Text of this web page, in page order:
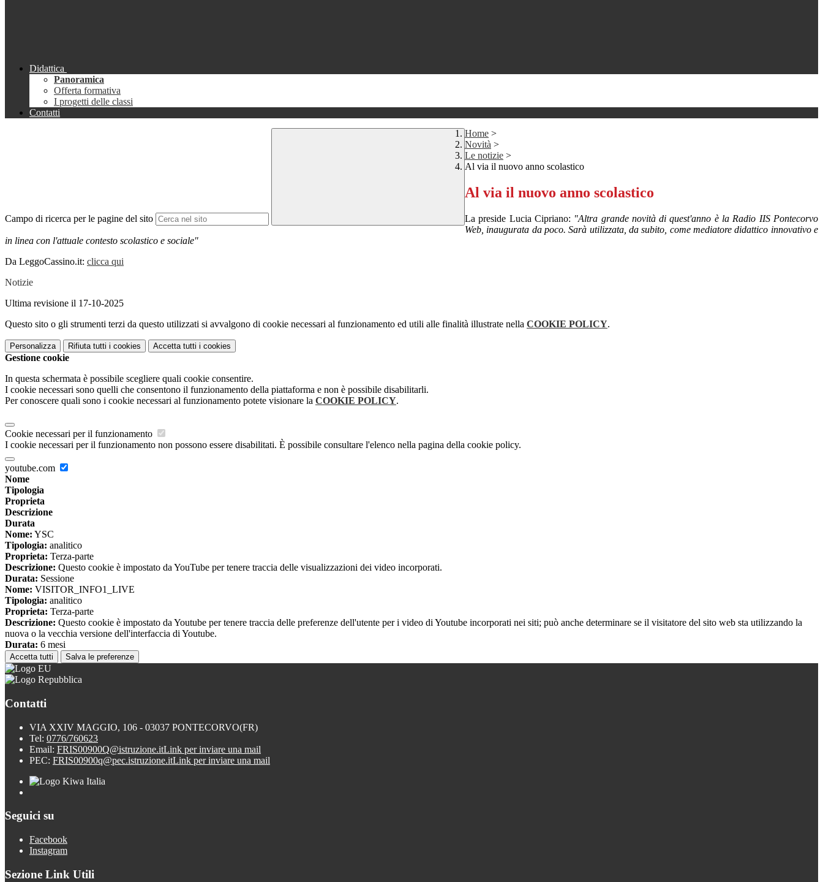
Didattica
Panoramica
Offerta formativa
I progetti delle classi
Contatti
Campo di ricerca per le pagine del sito
Home >
Novità >
Le notizie >
Al via il nuovo anno scolastico
Al via il nuovo anno scolastico
La preside Lucia Cipriano: "Altra grande novità di quest'anno è la Radio IIS Pontecorvo
Web, inaugurata da poco. Sarà utilizzata, da subito, come mediatore didattico innovativo e
in linea con l'attuale contesto scolastico e sociale"
Da LeggoCassino.it: clicca qui
Notizie
Ultima revisione il 17-10-2025
Questo sito o gli strumenti terzi da questo utilizzati si avvalgono di cookie necessari al funzionamento ed utili alle finalità illustrate nella COOKIE POLICY.
Personalizza Rifiuta tutti i cookies Accetta tutti i cookies
Gestione cookie
In questa schermata è possibile scegliere quali cookie consentire.
I cookie necessari sono quelli che consentono il funzionamento della piattaforma e non è possibile disabilitarli.
Per conoscere quali sono i cookie necessari al funzionamento potete visionare la COOKIE POLICY.
Cookie necessari per il funzionamento
I cookie necessari per il funzionamento non possono essere disabilitati. È possibile consultare l'elenco nella pagina della cookie policy.
youtube.com
Nome
Tipologia
Proprieta
Descrizione
Durata
Nome: YSC
Tipologia: analitico
Proprieta: Terza-parte
Descrizione: Questo cookie è impostato da YouTube per tenere traccia delle visualizzazioni dei video incorporati.
Durata: Sessione
Nome: VISITOR_INFO1_LIVE
Tipologia: analitico
Proprieta: Terza-parte
Descrizione: Questo cookie è impostato da Youtube per tenere traccia delle preferenze dell'utente per i video di Youtube incorporati nei siti; può anche determinare se il visitatore del sito web sta utilizzando la
nuova o la vecchia versione dell'interfaccia di Youtube.
Durata: 6 mesi
Accetta tutti Salva le preferenze
Contatti
VIA XXIV MAGGIO, 106 - 03037 PONTECORVO(FR)
Tel: 0776/760623
Email: FRIS00900Q@istruzione.itLink per inviare una mail
PEC: FRIS00900q@pec.istruzione.itLink per inviare una mail
Seguici su
Facebook
Instagram
Sezione Link Utili